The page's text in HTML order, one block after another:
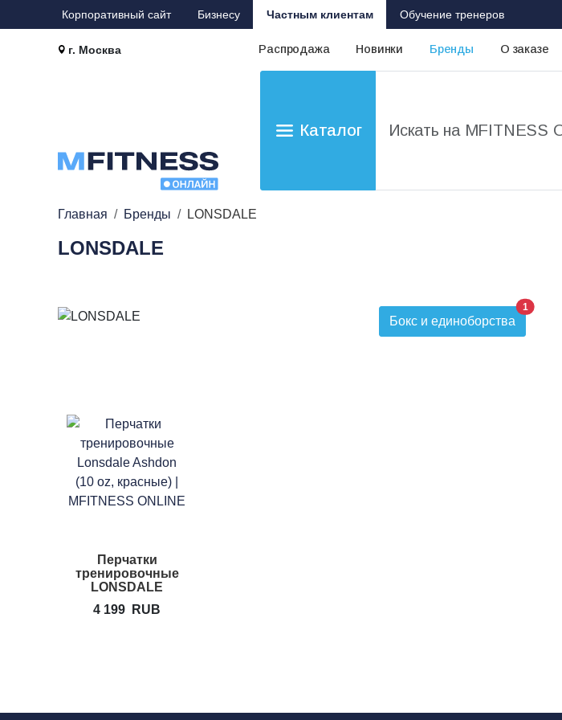
Корпоративный сайт Бизнесу Частным клиентам Обучение тренеров
г. Москва Распродажа Новинки Бренды О заказе
Каталог
Главная Бренды LONSDALE
LONSDALE
Бокс и единоборства
1
Перчатки
тренировочные
LONSDALE
4 199 RUB